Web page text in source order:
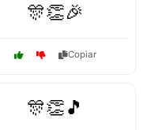
🎊👏🎉
Copiar
🎊👏🎵